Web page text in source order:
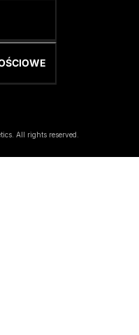
All rights reserved.